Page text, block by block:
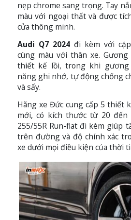
nẹp chrome sang trọng. Tay
màu với ngoại thất và được
cửa thông minh.
Audi Q7 2024 đi kèm với
cùng màu với thân xe.
thiết kế lồi, trong khi gương
năng ghi nhớ, tự động chống
và sấy.
Hãng xe Đức cung cấp 5 thiết
mới, có kích thước từ 20 đến
255/55R Run-flat đi kèm giúp
trên đường và độ chính xác
xe dưới mọi điều kiện của thời